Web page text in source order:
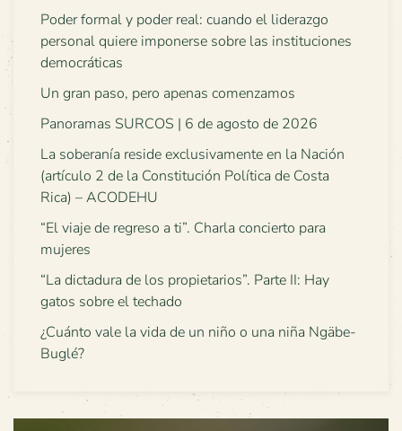
Poder formal y poder real: cuando el liderazgo
personal quiere imponerse sobre las instituciones
democráticas
Un gran paso, pero apenas comenzamos
Panoramas SURCOS | 6 de agosto de 2026
La soberanía reside exclusivamente en la Nación
(artículo 2 de la Constitución Política de Costa
Rica) – ACODEHU
“El viaje de regreso a ti”. Charla concierto para
mujeres
“La dictadura de los propietarios”. Parte II: Hay
gatos sobre el techado
¿Cuánto vale la vida de un niño o una niña Ngäbe-
Buglé?